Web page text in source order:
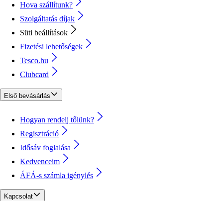
Hova szállítunk?
Szolgáltatás díjak
Süti beállítások
Fizetési lehetőségek
Tesco.hu
Clubcard
Első bevásárlás
Hogyan rendelj tőlünk?
Regisztráció
Idősáv foglalása
Kedvenceim
ÁFÁ-s számla igénylés
Kapcsolat